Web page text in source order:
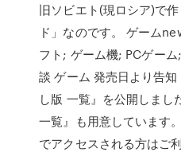
旧ソビエト(現ロシア)で
ド」なのです。 ゲーム
フト; ゲーム機; PCゲー
談 ゲーム 発売日より告
し版 一覧』を公開しまし
一覧』も用意しています
でアクセスされる方はご